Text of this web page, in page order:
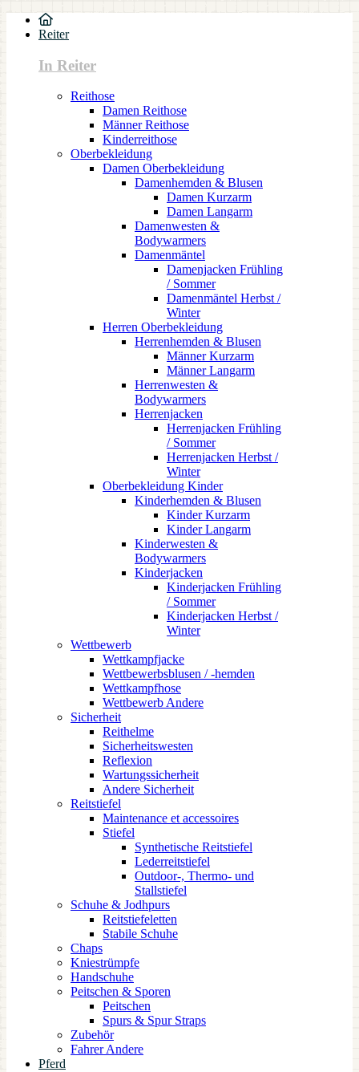
Reiter
In Reiter
Reithose
Damen Reithose
Männer Reithose
Kinderreithose
Oberbekleidung
Damen Oberbekleidung
Damenhemden & Blusen
Damen Kurzarm
Damen Langarm
Damenwesten &
Bodywarmers
Damenmäntel
Damenjacken Frühling
/ Sommer
Damenmäntel Herbst /
Winter
Herren Oberbekleidung
Herrenhemden & Blusen
Männer Kurzarm
Männer Langarm
Herrenwesten &
Bodywarmers
Herrenjacken
Herrenjacken Frühling
/ Sommer
Herrenjacken Herbst /
Winter
Oberbekleidung Kinder
Kinderhemden & Blusen
Kinder Kurzarm
Kinder Langarm
Kinderwesten &
Bodywarmers
Kinderjacken
Kinderjacken Frühling
/ Sommer
Kinderjacken Herbst /
Winter
Wettbewerb
Wettkampfjacke
Wettbewerbsblusen / -hemden
Wettkampfhose
Wettbewerb Andere
Sicherheit
Reithelme
Sicherheitswesten
Reflexion
Wartungssicherheit
Andere Sicherheit
Reitstiefel
Maintenance et accessoires
Stiefel
Synthetische Reitstiefel
Lederreitstiefel
Outdoor-, Thermo- und
Stallstiefel
Schuhe & Jodhpurs
Reitstiefeletten
Stabile Schuhe
Chaps
Kniestrümpfe
Handschuhe
Peitschen & Sporen
Peitschen
Spurs & Spur Straps
Zubehör
Fahrer Andere
Pferd